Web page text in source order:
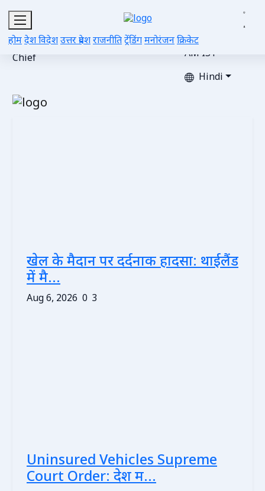
Editor-
in-
Chief
with Us
Updated 03:07
AM IST
Hindi
खेल के मैदान पर दर्दनाक हादसा: थाईलैंड
में मै...
Aug 6, 2026 0 3
Uninsured Vehicles Supreme
Court Order: देश म...
होमदेश विदेशउत्तर प्रदेशराजनीतिट्रेंडिंगमनोरंजनक्रिकेट